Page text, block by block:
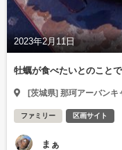
2023年2月11日
牡蠣が食べたいとのことで
[茨城県] 那珂アーバンキ
ファミリー 区画サイト
まぁ